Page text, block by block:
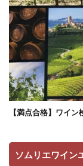
【満点合格】ワイ
ソムリエワイン